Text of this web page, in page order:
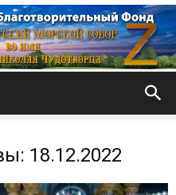
18.12.2022